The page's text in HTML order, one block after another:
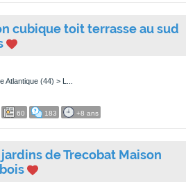
cubique toit terrasse au sud
Atlantique (44) > L...
60 183 +8 ans
jardins de Trecobat Maison